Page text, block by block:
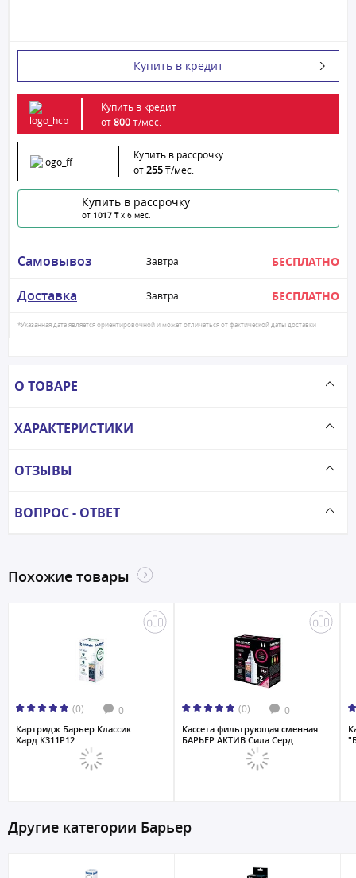
Купить в кредит
Купить в кредит
от800₸/мес.
Купить в рассрочку
от255₸/мес.
Купить в рассрочку
от 1017 ₸ x 6 мес.
Самовывоз Завтра БЕСПЛАТНО
Доставка Завтра БЕСПЛАТНО
*Указанная дата является ориентировочной и может отличаться от фактической даты доставки
О ТОВАРЕ
ХАРАКТЕРИСТИКИ
ОТЗЫВЫ
ВОПРОС - ОТВЕТ
Похожие товары
(0) 0
Картридж Барьер Классик
Хард К311Р12...
(0) 0
Кассета фильтрующая сменная
БАРЬЕР АКТИВ Сила Серд...
Другие категории Барьер